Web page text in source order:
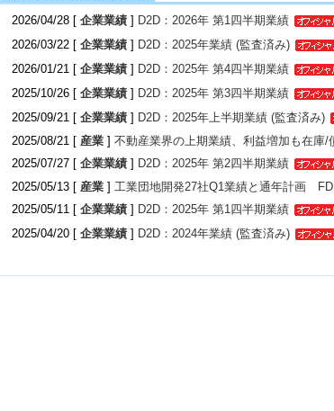
2026/04/28 [ 企業業績 ] D2D：2026年 第1四半期業績
2026/03/22 [ 企業業績 ] D2D：2025年業績 (監査済み)
2026/01/21 [ 企業業績 ] D2D：2025年 第4四半期業績
2025/10/26 [ 企業業績 ] D2D：2025年 第3四半期業績
2025/09/21 [ 企業業績 ] D2D：2025年上半期業績 (監査済み)
2025/08/21 [ 産業 ] 不動産業界の上期業績、利益増加も在
2025/07/27 [ 企業業績 ] D2D：2025年 第2四半期業績
2025/05/13 [ 産業 ] 工業団地開発27社Q1業績と通年計画
2025/05/11 [ 企業業績 ] D2D：2025年 第1四半期業績
2025/04/20 [ 企業業績 ] D2D：2024年業績 (監査済み)